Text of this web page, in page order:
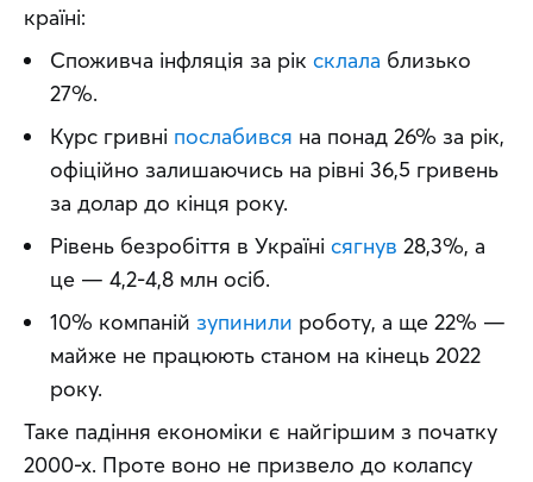
країні:
Споживча інфляція за рік склала близько
27%.
Курс гривні послабився на понад 26% за рік,
офіційно залишаючись на рівні 36,5 гривень
за долар до кінця року.
Рівень безробіття в Україні сягнув 28,3%, а
це — 4,2-4,8 млн осіб.
10% компаній зупинили роботу, а ще 22% —
майже не працюють станом на кінець 2022
року.
Таке падіння економіки є найгіршим з початку
2000-х. Проте воно не призвело до колапсу